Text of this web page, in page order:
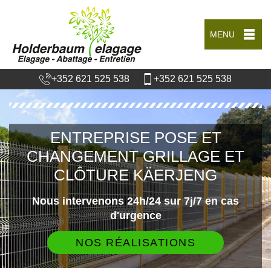
MENU
+352 621 525 538 +352 621 525 538
ENTREPRISE POSE ET
CHANGEMENT GRILLAGE ET
CLÔTURE KÄERJENG
Nous intervenons 24h/24 sur 7j/7 en cas
d'urgence
NOS RÉALISATIONS